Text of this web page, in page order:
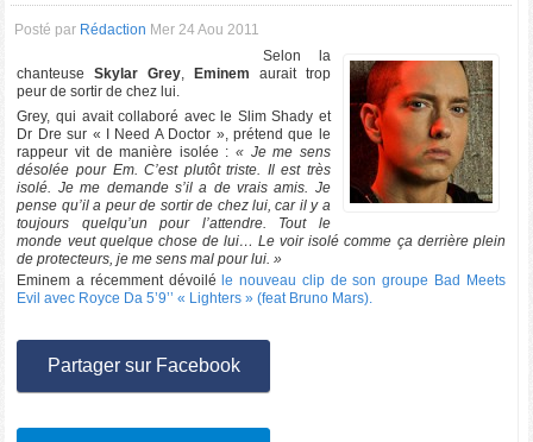
Posté par Rédaction Mer 24 Aou 2011
Selon la
chanteuseSkylar Grey, Eminem aurait trop
peur de sortir de chez lui.
Grey, qui avait collaboré avec le Slim Shady et
Dr Dre sur « I Need A Doctor », prétend que le
rappeur vit de manière isolée : « Je me sens
désolée pour Em. C’est plutôt triste. Il est très
isolé. Je me demande s’il a de vrais amis. Je
pense qu’il a peur de sortir de chez lui, car il y a
toujours quelqu’un pour l’attendre. Tout le
monde veut quelque chose de lui… Le voir isolé comme ça derrière plein
de protecteurs, je me sens mal pour lui. »
Eminem a récemment dévoilé le nouveau clip de son groupe Bad Meets
Evil avec Royce Da 5’9’’ « Lighters » (feat Bruno Mars).
Partager sur Facebook